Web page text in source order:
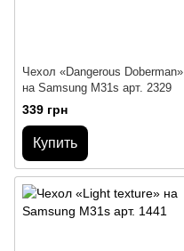
Чехол «Dangerous Doberman»
на Samsung M31s арт. 2329
339 грн
Купить